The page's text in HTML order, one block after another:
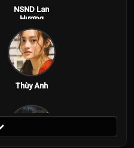
NSND Lan
Hương
Thùy Anh